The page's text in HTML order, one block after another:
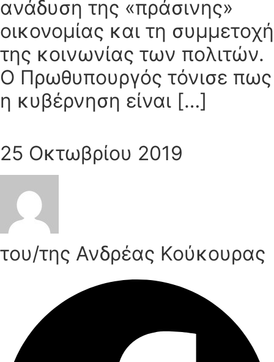
ανάδυση της «πράσινης»
οικονομίας και τη συμμετοχή
της κοινωνίας των πολιτών.
Ο Πρωθυπουργός τόνισε πως
η κυβέρνηση είναι […]
25 Οκτωβρίου 2019
του/της Ανδρέας Κούκουρας